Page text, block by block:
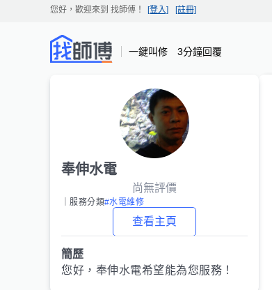
您好，歡迎來到 找師傅 ！ [登入] [註冊]
一鍵叫修 3分鐘回覆
奉伸水電
尚無評價
｜服務分類#水電維修
查看主頁
簡歷
您好， 奉伸水電希望能為您服務！